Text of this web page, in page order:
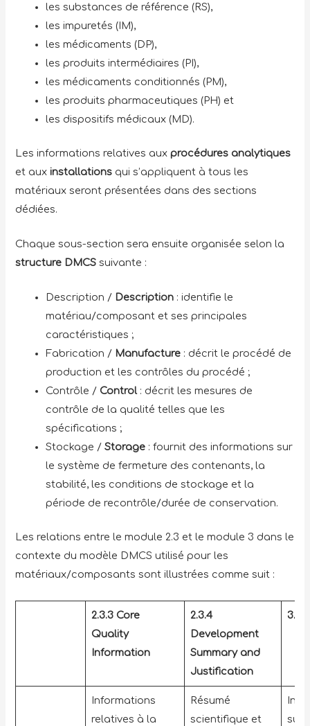
les substances de référence (RS),
les impuretés (IM),
les médicaments (DP),
les produits intermédiaires (PI),
les médicaments conditionnés (PM),
les produits pharmaceutiques (PH) et
les dispositifs médicaux (MD).
Les informations relatives auxprocédures analytiques
et auxinstallations qui s’appliquent à tous les
matériaux seront présentées dans des sections
dédiées.
Chaque sous-section sera ensuite organisée selon la
structure DMCS suivante :
Description / Description : identifie le
matériau/composant et ses principales
caractéristiques ;
Fabrication / Manufacture : décrit le procédé de
production et les contrôles du procédé ;
Contrôle / Control: décrit les mesures de
contrôle de la qualité telles que les
spécifications ;
Stockage /Storage : fournit des informations sur
le système de fermeture des contenants, la
stabilité, les conditions de stockage et la
période de recontrôle/durée de conservation.
Les relations entre le module 2.3 et le module 3 dans le
contexte du modèle DMCS utilisé pour les
matériaux/composants sont illustrées comme suit :
2.3.3 Core
Quality
Information
2.3.4
Development
Summary and
Justification
3.2
Informations
relatives à la
Résumé
scientifique et